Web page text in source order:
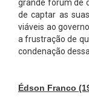
grande fórum de
de captar as
viáveis ao
a frustração de
condenação
Édson Franco